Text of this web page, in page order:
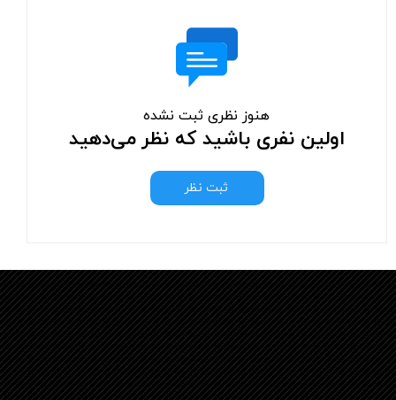
هنوز نظری ثبت نشده
اولین نفری باشید که نظر می‌دهید
ثبت نظر